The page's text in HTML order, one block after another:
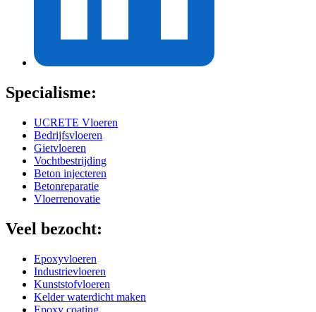
Specialisme:
UCRETE Vloeren
Bedrijfsvloeren
Gietvloeren
Vochtbestrijding
Beton injecteren
Betonreparatie
Vloerrenovatie
Veel bezocht:
Epoxyvloeren
Industrievloeren
Kunststofvloeren
Kelder waterdicht maken
Epoxy coating